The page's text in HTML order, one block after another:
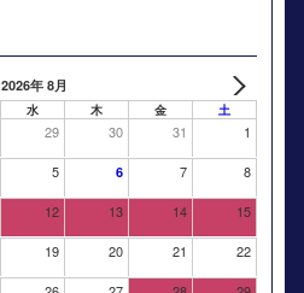
2026年 8月
水 木 金 土
29 30 31 1
5 6 7 8
12 13 14 15
19 20 21 22